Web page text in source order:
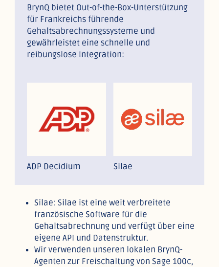
BrynQ bietet Out-of-the-Box-Unterstützung
für Frankreichs führende
Gehaltsabrechnungssysteme und
gewährleistet eine schnelle und
reibungslose Integration:
ADP Decidium Silae
Silae: Silae ist eine weit verbreitete
französische Software für die
Gehaltsabrechnung und verfügt über eine
eigene API und Datenstruktur.
Wir verwenden unseren lokalen BrynQ-
Agenten zur Freischaltung von Sage 100c,